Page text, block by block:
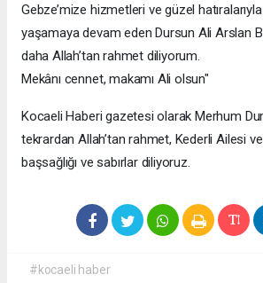
Gebze’mize hizmetleri ve güzel
yaşamaya devam eden Dursun Ali Arslan
daha Allah’tan rahmet diliyorum.
Mekânı cennet, makamı Ali olsun"
Kocaeli Haberi gazetesi olarak Merhum
tekrardan Allah’tan rahmet, Kederli Ailesi
başsağlığı ve sabırlar diliyoruz.
#kocaeli haber